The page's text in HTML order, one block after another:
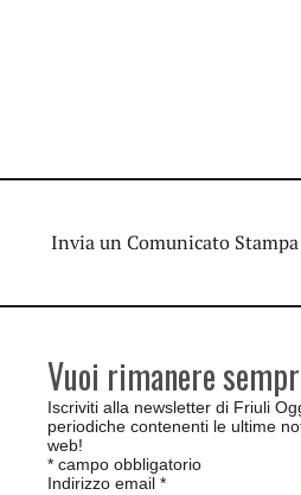
Invia un Comunicato Stampa
Vuoi rimanere
Iscriviti alla newsletter di Friuli
periodiche contenenti le ultime
web!
* campo obbligatorio
Indirizzo email *